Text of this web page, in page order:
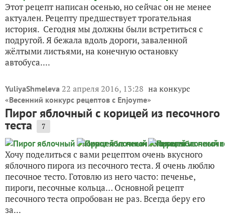
Этот рецепт написан осенью, но сейчас он не менее
актуален. Рецепту предшествует трогательная
история. Сегодня мы должны были встретиться с
подругой. Я бежала вдоль дороги, заваленной
жёлтыми листьями, на конечную остановку
автобуса....
YuliyaShmeleva 22 апреля 2016, 13:28 на конкурс
«Весенний конкурс рецептов с Enjoyme»
Пирог яблочный с корицей из песочного
теста 7
Хочу поделиться с вами рецептом очень вкусного
яблочного пирога из песочного теста. Я очень люблю
песочное тесто. Готовлю из него часто: печенье,
пироги, песочные кольца… Основной рецепт
песочного теста опробован не раз. Всегда беру его
за...